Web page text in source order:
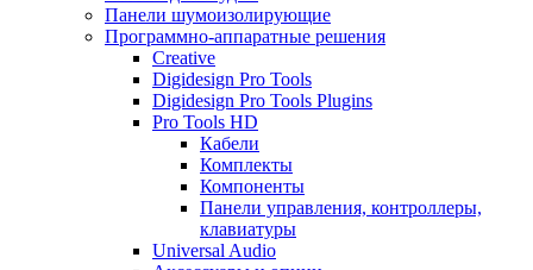
Панели шумоизолирующие
Программно-аппаратные решения
Creative
Digidesign Pro Tools
Digidesign Pro Tools Plugins
Pro Tools HD
Кабели
Комплекты
Компоненты
Панели управления, контроллеры,
клавиатуры
Universal Audio